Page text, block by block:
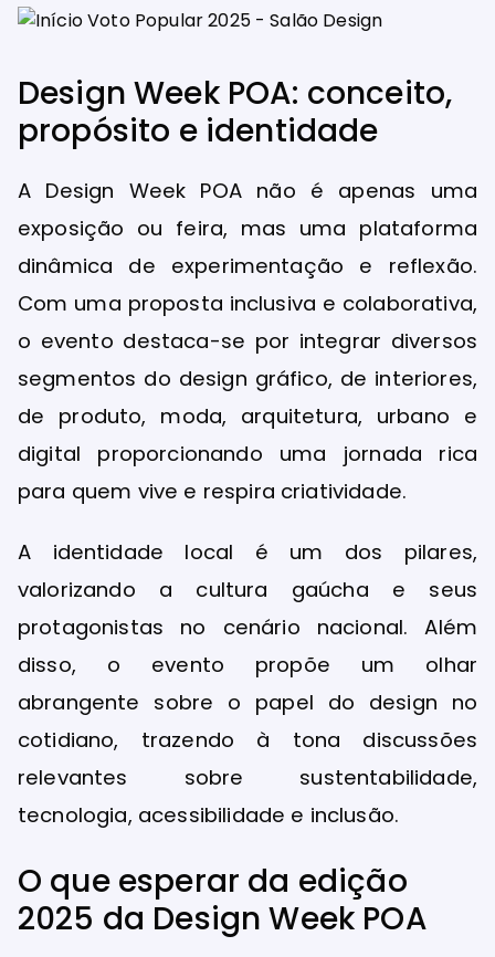
Design Week POA: conceito,
propósito e identidade
A Design Week POA não é apenas uma
exposição ou feira, mas uma plataforma
dinâmica de experimentação e reflexão.
Com uma proposta inclusiva e colaborativa,
o evento destaca-se por integrar diversos
segmentos do design gráfico, de interiores,
de produto, moda, arquitetura, urbano e
digital proporcionando uma jornada rica
para quem vive e respira criatividade.
A identidade local é um dos pilares,
valorizando a cultura gaúcha e seus
protagonistas no cenário nacional. Além
disso, o evento propõe um olhar
abrangente sobre o papel do design no
cotidiano, trazendo à tona discussões
relevantes sobre sustentabilidade,
tecnologia, acessibilidade e inclusão.
O que esperar da edição
2025 da Design Week POA